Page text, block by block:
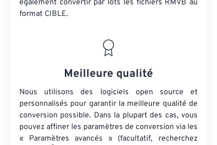
également convertir par lots les fichiers RMVB au
format CIBLE.
Meilleure qualité
Nous utilisons des logiciels open source et
personnalisés pour garantir la meilleure qualité de
conversion possible. Dans la plupart des cas, vous
pouvez affiner les paramètres de conversion via les
« Paramètres avancés » (facultatif, recherchez